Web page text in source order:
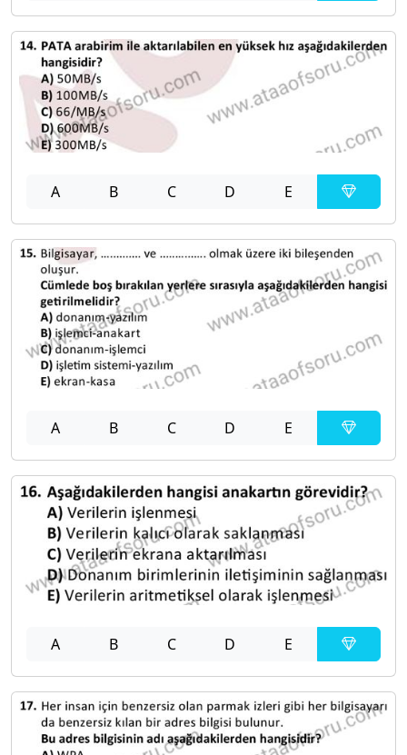
A B C D E
A B C D E
A B C D E